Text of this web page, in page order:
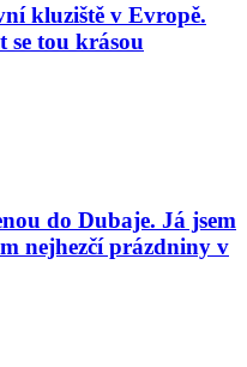
kluziště v Evropě.
se tou krásou
do Dubaje. Já jsem
nejhezčí prázdniny v